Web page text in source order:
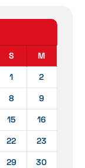
S
M
1
2
8
9
15
16
22
23
29 30